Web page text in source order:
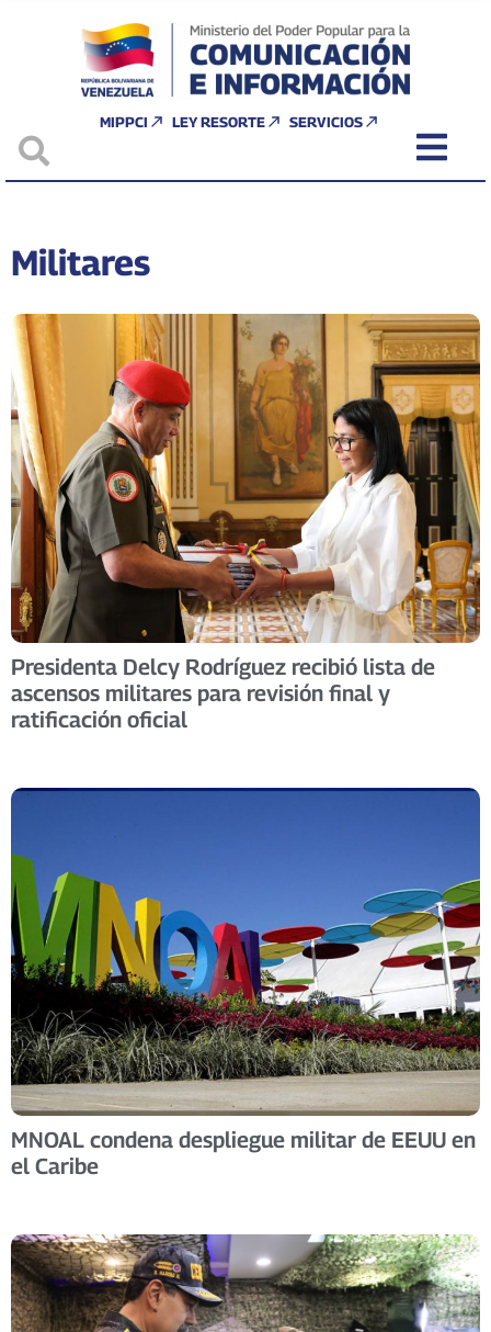
MIPPCI LEY RESORTE SERVICIOS
Militares
Presidenta Delcy Rodríguez recibió lista de
ascensos militares para revisión final y
ratificación oficial
MNOAL condena despliegue militar de EEUU en
el Caribe